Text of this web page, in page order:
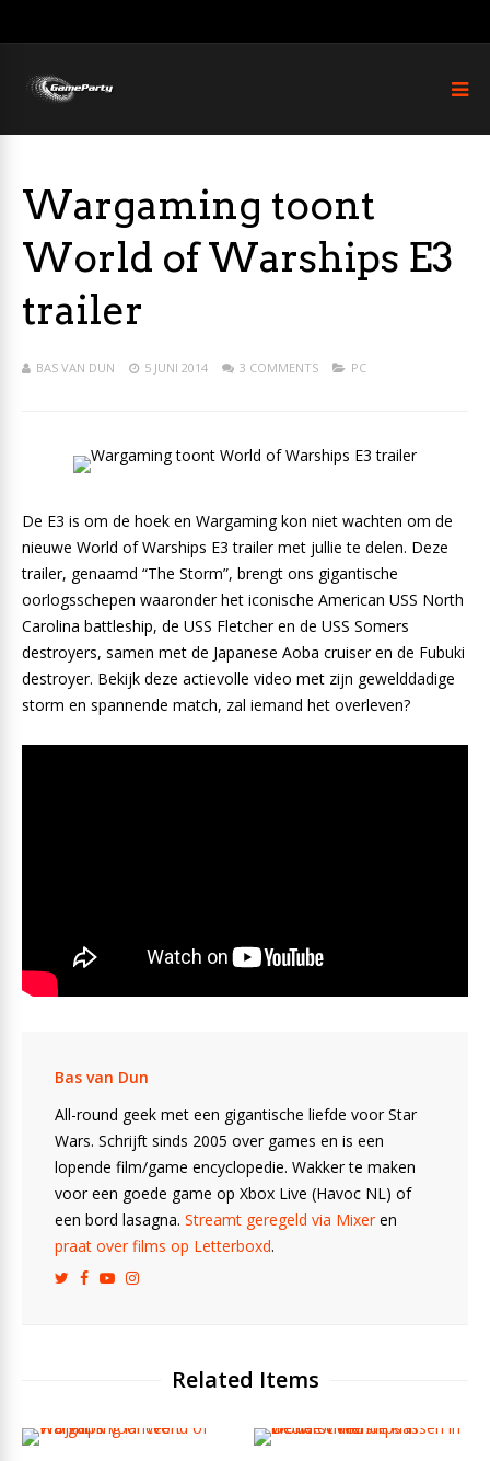
Wargaming toont
World of Warships E3
trailer
BAS VAN DUN 5 JUNI 2014 3 COMMENTS PC
De E3 is om de hoek en Wargaming kon niet wachten om de
nieuwe World of Warships E3 trailer met jullie te delen. Deze
trailer, genaamd “The Storm”, brengt ons gigantische
oorlogsschepen waaronder het iconische American USS North
Carolina battleship, de USS Fletcher en de USS Somers
destroyers, samen met de Japanese Aoba cruiser en de Fubuki
destroyer. Bekijk deze actievolle video met zijn gewelddadige
storm en spannende match, zal iemand het overleven?
Bas van Dun
All-round geek met een gigantische liefde voor Star
Wars. Schrijft sinds 2005 over games en is een
lopende film/game encyclopedie. Wakker te maken
voor een goede game op Xbox Live (Havoc NL) of
een bord lasagna. Streamt geregeld via Mixeren
praat over films op Letterboxd.
Related Items